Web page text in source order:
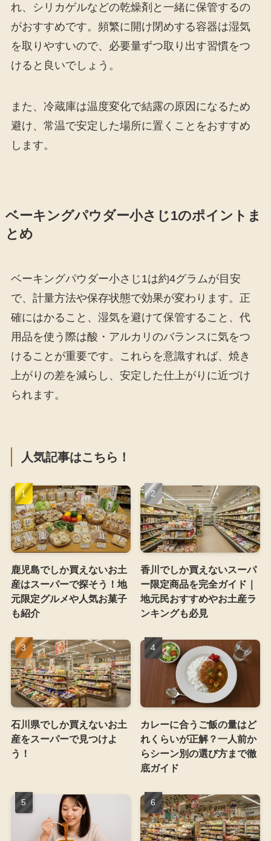
れ、シリカゲルなどの乾燥剤と一緒に保管するの
がおすすめです。頻繁に開け閉めする容器は湿気
を取りやすいので、必要量ずつ取り出す習慣をつ
けると良いでしょう。
また、冷蔵庫は温度変化で結露の原因になるため
避け、常温で安定した場所に置くことをおすすめ
します。
ベーキングパウダー小さじ1のポイントま
とめ
ベーキングパウダー小さじ1は約4グラムが目安
で、計量方法や保存状態で効果が変わります。正
確にはかること、湿気を避けて保管すること、代
用品を使う際は酸・アルカリのバランスに気をつ
けることが重要です。これらを意識すれば、焼き
上がりの差を減らし、安定した仕上がりに近づけ
られます。
人気記事はこちら！
鹿児島でしか買えないお土
産はスーパーで探そう！地
元限定グルメや人気お菓子
も紹介
香川でしか買えないスーパ
ー限定商品を完全ガイド｜
地元民おすすめやお土産ラ
ンキングも必見
石川県でしか買えないお土
産をスーパーで見つけよ
う！
カレーに合うご飯の量はど
れくらいが正解？一人前か
らシーン別の選び方まで徹
底ガイド